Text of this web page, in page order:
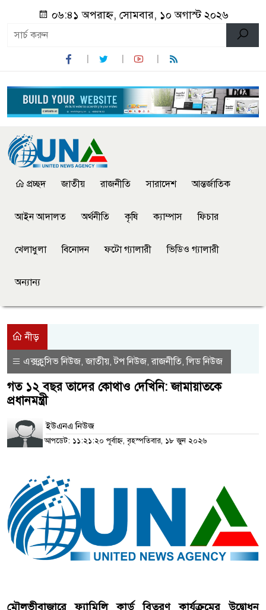
০৬:৪১ অপরাহ্ন, সোমবার, ১০ অগাস্ট ২০২৬
প্রচ্ছদ জাতীয় রাজনীতি সারাদেশ আন্তর্জাতিক
আইন আদালত অর্থনীতি কৃষি ক্যাম্পাস ফিচার
খেলাধুলা বিনোদন ফটো গ্যালারী ভিডিও গ্যালারী
অন্যান্য
নীড়
এক্সক্লুসিভ নিউজ,জাতীয়,টপ নিউজ,রাজনীতি,লিড নিউজ
গত ১২ বছর তাদের কোথাও দেখিনি: জামায়াতকে
প্রধানমন্ত্রী
ইউএনএ নিউজ
আপডেট: ১১:২১:২০ পূর্বাহ্ন, বৃহস্পতিবার, ১৮ জুন ২০২৬
মৌলভীবাজারে ফ্যামিলি কার্ড বিতরণ কার্যক্রমের উদ্বোধন